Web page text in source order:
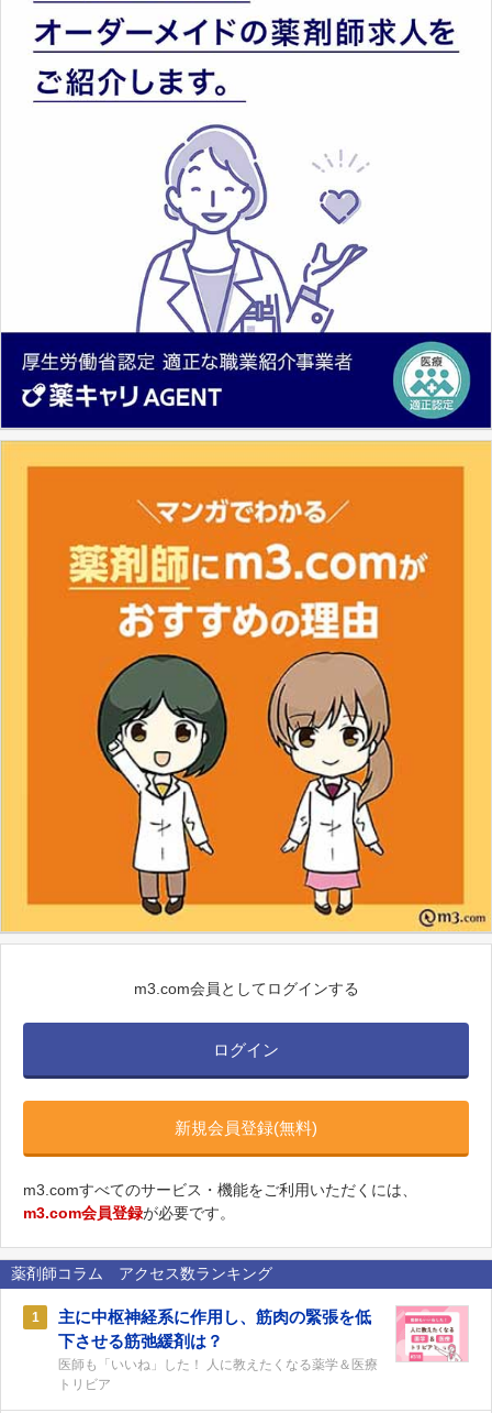
m3.com会員としてログインする
ログイン
新規会員登録(無料)
m3.comすべてのサービス・機能をご利用いただくには、
m3.com会員登録が必要です。
薬剤師コラム アクセス数ランキング
1
主に中枢神経系に作用し、筋肉の緊張を低
下させる筋弛緩剤は？
医師も「いいね」した！ 人に教えたくなる薬学＆医療
トリビア